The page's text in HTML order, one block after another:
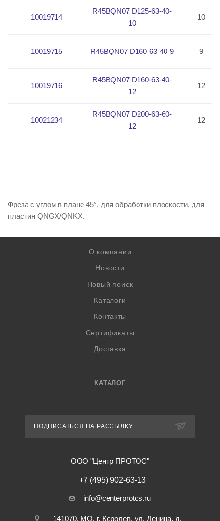
10019714
R45BQN07 D125-63-40-
10
10
10019715 R45BQN07 D160-63-40-9 9
10019716
R45BQN07 D160-63-40-
12
12
10021234
R45BQN07 D200-63-60-
12
12
Фреза с углом в плане 45°, для обработки плоскости, для
пластин QNGX/QNKX.
О компании
Новости
Новый поиск
Каталоги
Контакты
Сертификаты
Доставка
КАТАЛОГ
ПОДПИСАТЬСЯ НА РАССЫЛКУ
ООО "Центр ПРОТОС"
+7 (495) 902-63-13
info@centerprotos.ru
141070, МО, г. Королев, ул. Ленина, д.